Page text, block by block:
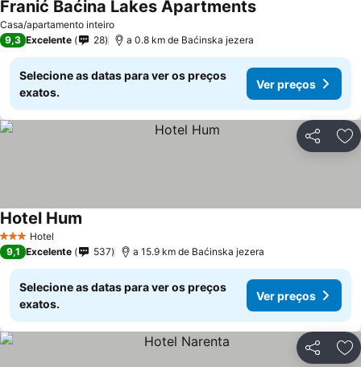
Casa/apartamento inteiro
Franić Baćina Lakes Apartments
9,3 Excelente 28 a 0.8 km de Baćinska jezera
Selecione as datas para ver os preços
exatos.
Ver preços
Partilhar
3 EstrelasHotel
Hotel Hum
9,1 Excelente 537 a 15.9 km de Baćinska jezera
Selecione as datas para ver os preços
exatos.
Ver preços
Partilhar